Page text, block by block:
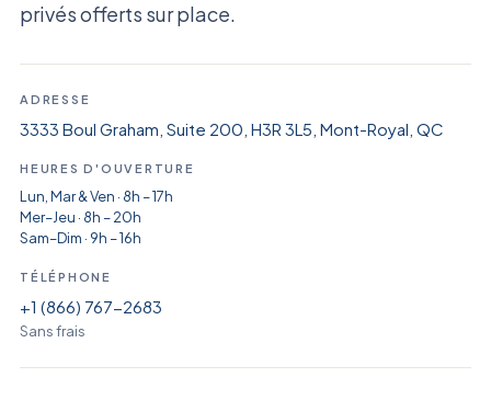
privés offerts sur place.
ADRESSE
3333 Boul Graham, Suite 200, H3R 3L5, Mont-Royal, QC
HEURES D'OUVERTURE
Lun, Mar & Ven · 8h – 17h
Mer–Jeu · 8h – 20h
Sam–Dim · 9h – 16h
TÉLÉPHONE
+1 (866) 767-2683
Sans frais